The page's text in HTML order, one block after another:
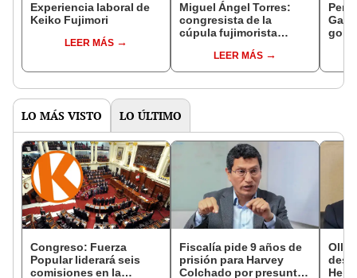
Experiencia laboral de
Keiko Fujimori
LEER MÁS
Miguel Ángel Torres:
congresista de la
cúpula fujimorista
del SenadoLEER MÁS
LO MÁS VISTO LO ÚLTIMO
Congreso: Fuerza
Popular liderará seis
comisiones en la
Fiscalía pide 9 años de
prisión para Harvey
Colchado por presunta